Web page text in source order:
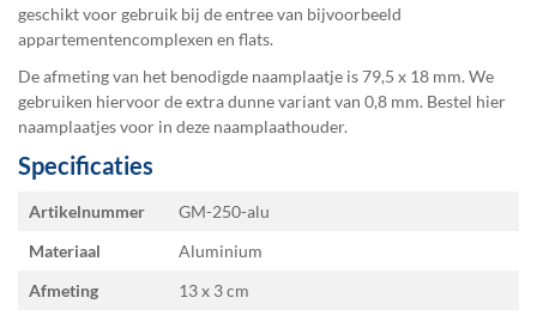
geschikt voor gebruik bij de entree van bijvoorbeeld
appartementencomplexen en flats.
De afmeting van het benodigde naamplaatje is 79,5 x 18 mm. We
gebruiken hiervoor de extra dunne variant van 0,8 mm. Bestel hier
naamplaatjesvoor in deze naamplaathouder.
Specificaties
Specificaties
Artikelnummer
GM-250-alu
Materiaal
Aluminium
Afmeting
13 x 3